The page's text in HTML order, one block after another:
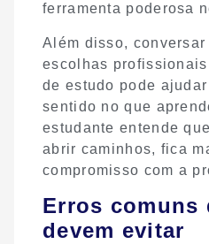
ferramenta poderosa
Além disso, conversar
escolhas
de estudo pode
sentido no que
estudante entende
abrir caminhos, fica
compromisso com a
Erros comuns
devem evitar